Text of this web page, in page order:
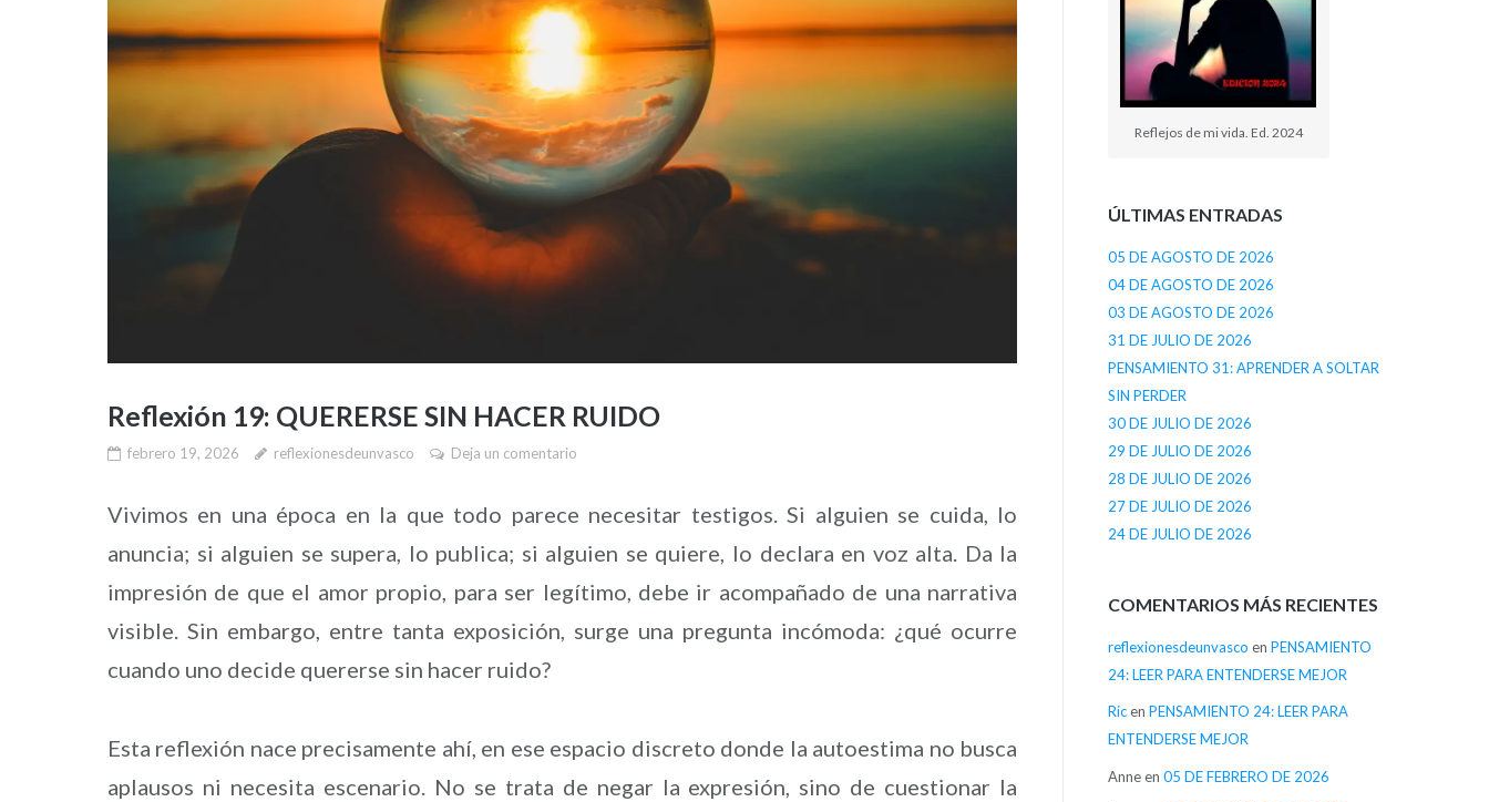
Reflexión 19: QUERERSE SIN HACER RUIDO
febrero 19, 2026 reflexionesdeunvasco Deja un comentario
Vivimos en una época en la que todo parece necesitar testigos. Si alguien se cuida, lo
anuncia; si alguien se supera, lo publica; si alguien se quiere, lo declara en voz alta. Da la
impresión de que el amor propio, para ser legítimo, debe ir acompañado de una narrativa
visible. Sin embargo, entre tanta exposición, surge una pregunta incómoda: ¿qué ocurre
cuando uno decide quererse sin hacer ruido?
Esta reflexión nace precisamente ahí, en ese espacio discreto donde la autoestima no busca
aplausos ni necesita escenario. No se trata de negar la expresión, sino de cuestionar la
Reflejos de mi vida. Ed. 2024
ÚLTIMAS ENTRADAS
05 DE AGOSTO DE 2026
04 DE AGOSTO DE 2026
03 DE AGOSTO DE 2026
31 DE JULIO DE 2026
PENSAMIENTO 31: APRENDER A SOLTAR
SIN PERDER
30 DE JULIO DE 2026
29 DE JULIO DE 2026
28 DE JULIO DE 2026
27 DE JULIO DE 2026
24 DE JULIO DE 2026
COMENTARIOS MÁS RECIENTES
reflexionesdeunvasco en PENSAMIENTO
24: LEER PARA ENTENDERSE MEJOR
Ricen PENSAMIENTO 24: LEER PARA
ENTENDERSE MEJOR
Anneen 05 DE FEBRERO DE 2026